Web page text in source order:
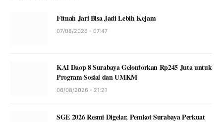
Fitnah Jari Bisa Jadi Lebih Kejam
07/08/2026 - 07:47
KAI Daop 8 Surabaya Gelontorkan Rp245 Juta untuk
Program Sosial dan UMKM
06/08/2026 - 21:21
SGE 2026 Resmi Digelar, Pemkot Surabaya Perkuat